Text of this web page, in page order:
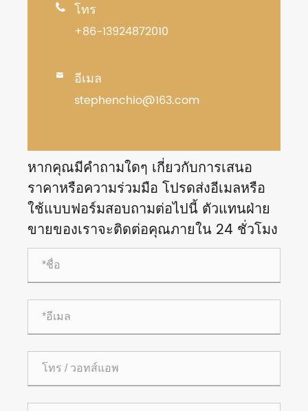
 โทร
+86-13924872010
 อีเมล
stephenchio@163.com
หากคุณมีคำถามใดๆ เกี่ยวกับการเสนอ
ราคาหรือความร่วมมือ โปรดส่งอีเมลหรือ
ใช้แบบฟอร์มสอบถามต่อไปนี้ ตัวแทนฝ่าย
ขายของเราจะติดต่อคุณภายใน 24 ชั่วโมง